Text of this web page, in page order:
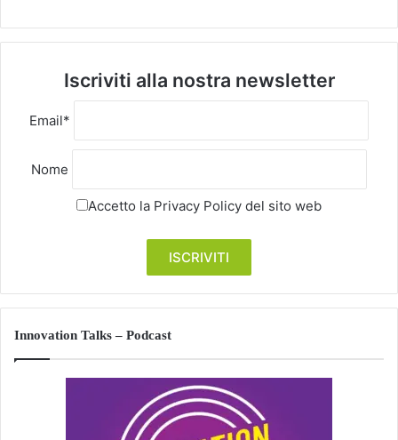
Iscriviti alla nostra newsletter
Email*
Nome
Accetto la Privacy Policy del sito web
Innovation Talks – Podcast